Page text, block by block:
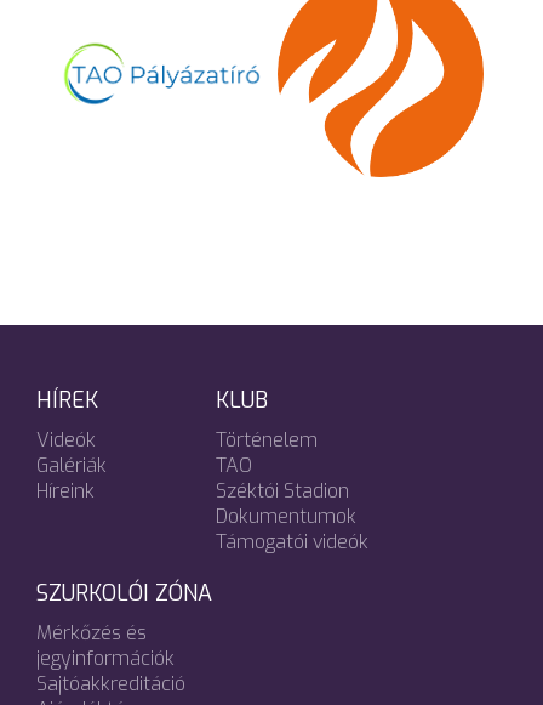
HÍREK
Videók
Galériák
Híreink
KLUB
Történelem
TAO
Széktói Stadion
Dokumentumok
Támogatói videók
SZURKOLÓI ZÓNA
Mérkőzés és
jegyinformációk
Sajtóakkreditáció